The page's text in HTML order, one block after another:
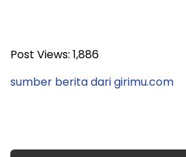
Post Views: 1,886
sumber berita dari girimu.com